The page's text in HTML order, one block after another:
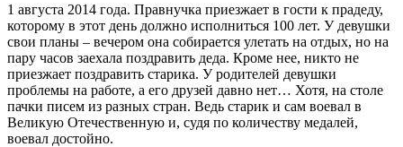
1 августа 2014 года. Правнучка приезжает в гости к прадеду,
которому в этот день должно исполниться 100 лет. У девушки
свои планы – вечером она собирается улетать на отдых, но на
пару часов заехала поздравить деда. Кроме нее, никто не
приезжает поздравить старика. У родителей девушки
проблемы на работе, а его друзей давно нет… Хотя, на столе
пачки писем из разных стран. Ведь старик и сам воевал в
Великую Отечественную и, судя по количеству медалей,
воевал достойно.